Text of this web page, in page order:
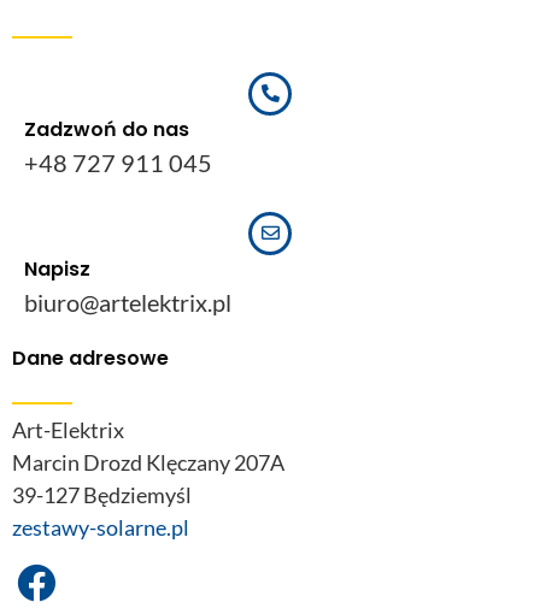
Zadzwoń do nas
+48 727 911 045
Napisz
biuro@artelektrix.pl
Dane adresowe
Art-Elektrix
Marcin Drozd Klęczany 207A
39-127 Będziemyśl
zestawy-solarne.pl